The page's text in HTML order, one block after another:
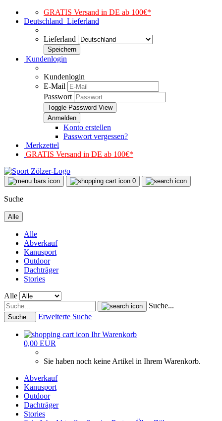
GRATIS Versand in DE ab 100€*
Deutschland Lieferland
Lieferland
Kundenlogin
Kundenlogin
E-Mail
Passwort
Toggle Password View
Konto erstellen
Passwort vergessen?
Merkzettel
GRATIS Versand in DE ab 100€*
0
Suche
Alle
Alle
Abverkauf
Kanusport
Outdoor
Dachträger
Stories
Alle
Suche...
Suche... Erweiterte Suche
Ihr Warenkorb
0,00 EUR
Sie haben noch keine Artikel in Ihrem Warenkorb.
Abverkauf
Kanusport
Outdoor
Dachträger
Stories